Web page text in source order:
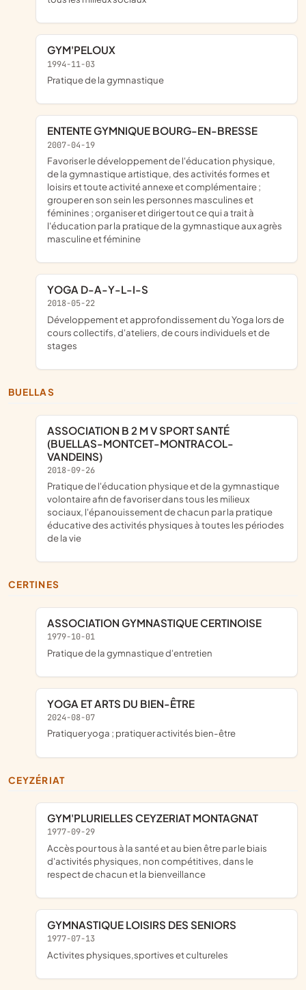
GYM'PELOUX
1994-11-03
pratique de la gymnastique
ENTENTE GYMNIQUE BOURG-EN-BRESSE
2007-04-19
favoriser le développement de l'éducation physique,
de la gymnastique artistique, des activités formes et
loisirs et toute activité annexe et complémentaire ;
grouper en son sein les personnes masculines et
féminines ; organiser et diriger tout ce qui a trait à
l'éducation par la pratique de la gymnastique aux agrès
masculine et féminine
YOGA D-A-Y-L-I-S
2018-05-22
développement et approfondissement du Yoga lors de
cours collectifs, d'ateliers, de cours individuels et de
stages
BUELLAS
ASSOCIATION B 2 M V SPORT SANTÉ
(BUELLAS-MONTCET-MONTRACOL-
VANDEINS)
2018-09-26
pratique de l'éducation physique et de la gymnastique
volontaire afin de favoriser dans tous les milieux
sociaux, l'épanouissement de chacun par la pratique
éducative des activités physiques à toutes les périodes
de la vie
CERTINES
ASSOCIATION GYMNASTIQUE CERTINOISE
1979-10-01
pratique de la gymnastique d'entretien
YOGA ET ARTS DU BIEN-ÊTRE
2024-08-07
pratiquer yoga ; pratiquer activités bien-être
CEYZÉRIAT
GYM'PLURIELLES CEYZERIAT MONTAGNAT
1977-09-29
accès pour tous à la santé et au bien être par le biais
d'activités physiques, non compétitives, dans le
respect de chacun et la bienveillance
GYMNASTIQUE LOISIRS DES SENIORS
1977-07-13
activites physiques,sportives et cultureles